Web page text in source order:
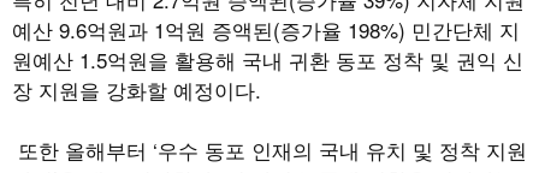
예산 9.6억원과 1억원 증액된(증가율 198%) 민간단체 지
원예산 1.5억원을 활용해 국내 귀환 동포 정착 및 권익 신
장 지원을 강화할 예정이다.
또한 올해부터 ‘우수 동포 인재의 국내 유치 및 정착 지원